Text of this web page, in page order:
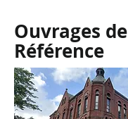
Ouvrages de
Référence